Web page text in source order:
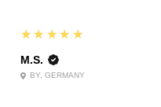
5
★★★★★
M.S.
BY, GERMANY